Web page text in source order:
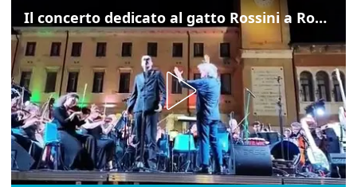
Il concerto dedicato al gatto Rossini a Rovigo: ecco un estratto